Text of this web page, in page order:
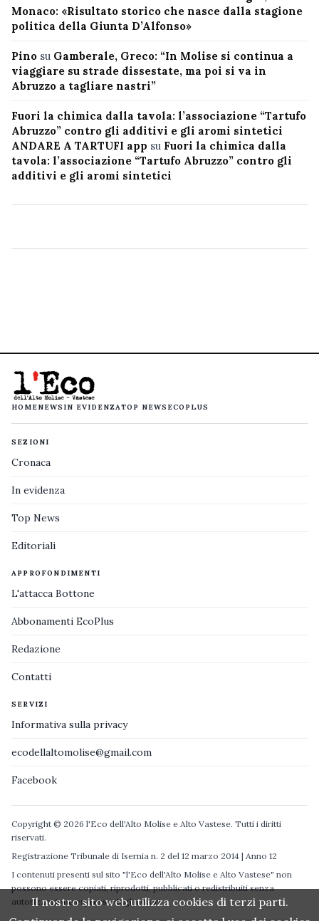
Monaco: «Risultato storico che nasce dalla stagione
politica della Giunta D’Alfonso»
Pino su Gamberale, Greco: “In Molise si continua a
viaggiare su strade dissestate, ma poi si va in
Abruzzo a tagliare nastri”
Fuori la chimica dalla tavola: l’associazione “Tartufo
Abruzzo” contro gli additivi e gli aromi sintetici
ANDARE A TARTUFI app su Fuori la chimica dalla
tavola: l’associazione “Tartufo Abruzzo” contro gli
additivi e gli aromi sintetici
HOMENEWS IN EVIDENZATOP NEWS ECOPLUS
SEZIONI
Cronaca
In evidenza
Top News
Editoriali
APPROFONDIMENTI
L'attacca Bottone
Abbonamenti EcoPlus
Redazione
Contatti
SERVIZI
Informativa sulla privacy
ecodellaltomolise@gmail.com
Facebook
Copyright © 2026 l'Eco dell'Alto Molise e Alto Vastese. Tutti i diritti
riservati.
Registrazione Tribunale di Isernia n. 2 del 12 marzo 2014 | Anno 12
I contenuti presenti sul sito "l'Eco dell'Alto Molise e Alto Vastese" non
possono essere copiati, riprodotti, pubblicati o redistribuiti senza
autorizzazione espressa degli autori.
Il nostro sito web utilizza cookies di terzi parti.